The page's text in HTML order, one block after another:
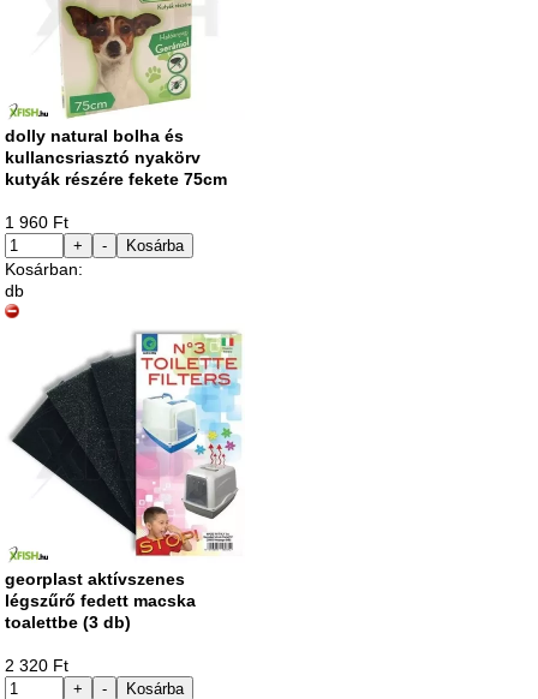
dolly natural bolha és
kullancsriasztó nyakörv
kutyák részére fekete 75cm
1 960 Ft
+ - Kosárba
Kosárban:
db
georplast aktívszenes
légszűrő fedett macska
toalettbe (3 db)
2 320 Ft
+ - Kosárba